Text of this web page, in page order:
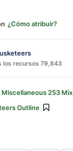
¿Cómo atribuir?
los recursos 79,843
Miscellaneous 253 Mix
Outline